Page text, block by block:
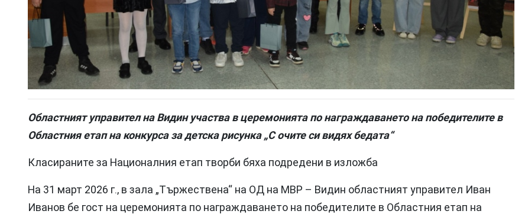
Областният управител на Видин участва в церемонията по награждаването на победителите в
Областния етап на конкурса за детска рисунка „С очите си видях бедата“
Класираните за Националния етап творби бяха подредени в изложба
На 31 март 2026 г., в зала „Тържествена“ на ОД на МВР – Видин областният управител Иван
Иванов бе гост на церемонията по награждаването на победителите в Областния етап на